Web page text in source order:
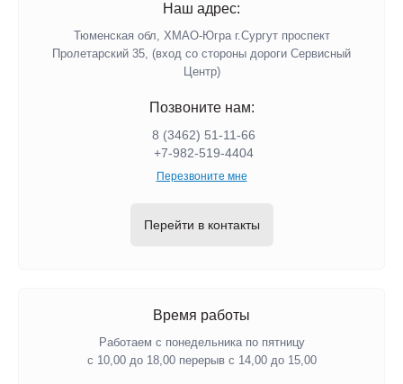
Наш адрес:
Тюменская обл, ХМАО-Югра г.Сургут проспект
Пролетарский 35, (вход со стороны дороги Сервисный
Центр)
Позвоните нам:
8 (3462) 51-11-66
+7-982-519-4404
Перезвоните мне
Перейти в контакты
Время работы
Работаем с понедельника по пятницу
с 10,00 до 18,00 перерыв с 14,00 до 15,00